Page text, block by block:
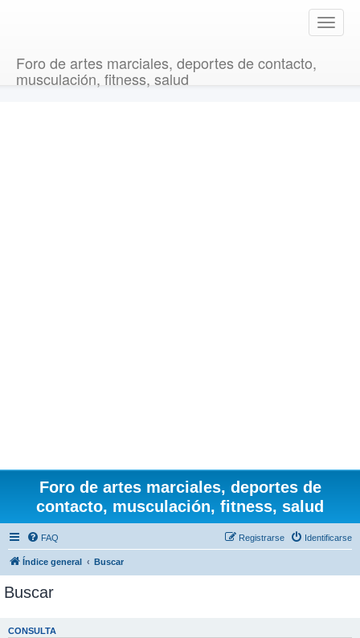
T
o
Foro de artes marciales, deportes de contacto,
musculación, fitness, salud
Foro de artes marciales, deportes de
contacto, musculación, fitness, salud
FAQ Identificarse
Registrarse
Índice general Buscar
Buscar
CONSULTA